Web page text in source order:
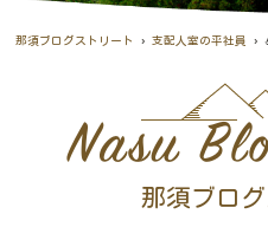
那須ブログストリート › 支配人室の平社員 ›
Nasu
那須ブロ